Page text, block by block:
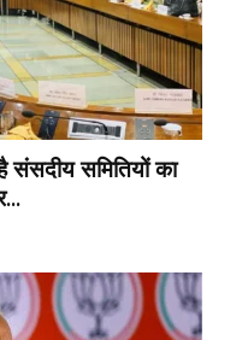
समितियों का